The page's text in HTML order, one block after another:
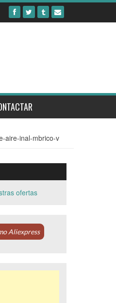
aire-inal-mbrico-v
ofertas
Aliexpress